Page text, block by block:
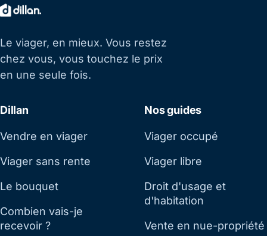
Le viager, en mieux. Vous restez
chez vous, vous touchez le prix
en une seule fois.
Dillan
Vendre en viager
Viager sans rente
Le bouquet
Combien vais-je
recevoir ?
Nos guides
Viager occupé
Viager libre
Droit d'usage et
d'habitation
Vente en nue-propriété